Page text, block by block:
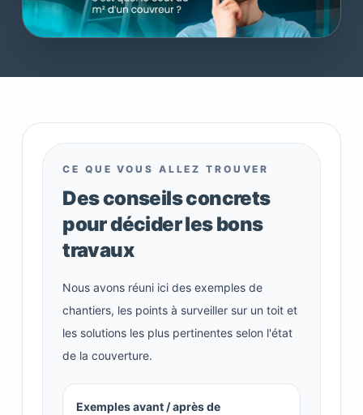
CE QUE VOUS ALLEZ TROUVER
Des conseils concrets
pour décider les bons
travaux
Nous avons réuni ici des exemples de
chantiers, les points à surveiller sur un toit et
les solutions les plus pertinentes selon l'état
de la couverture.
Exemples avant / après de